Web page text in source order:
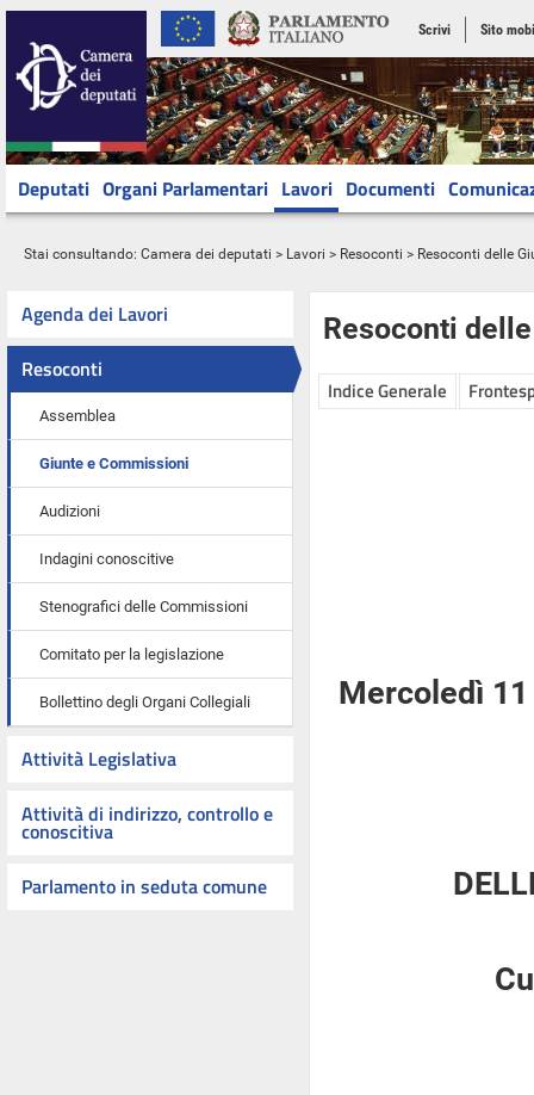
Scrivi Sito
Deputati Organi Parlamentari Lavori Documenti
Stai consultando: Camera dei deputati > Lavori > Resoconti > Resoconti delle
Agenda dei Lavori
Resoconti
Assemblea
Giunte e Commissioni
Audizioni
Indagini conoscitive
Stenografici delle Commissioni
Comitato per la legislazione
Bollettino degli Organi Collegiali
Attività Legislativa
Attività di indirizzo, controllo e
conoscitiva
Parlamento in seduta comune
Resoconti
Indice Generale
Mercoledì